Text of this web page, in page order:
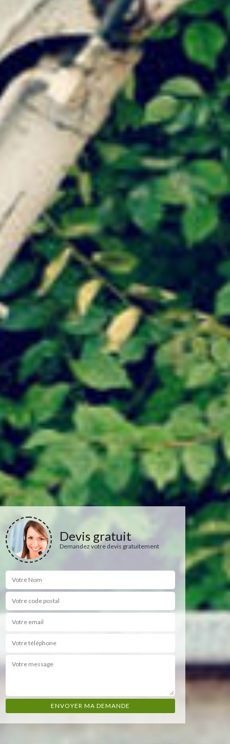
Devis gratuit
Demandez votre devis gratuitement